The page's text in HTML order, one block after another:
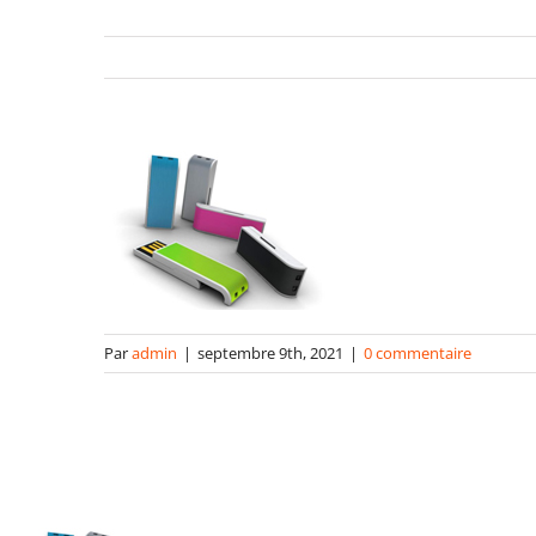
Paradmin | septembre 9th, 2021 | 0 commentaire